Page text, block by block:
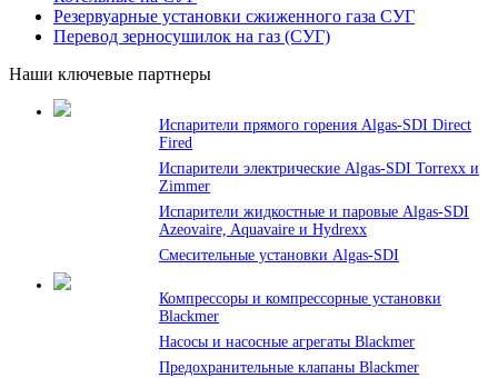
Резервуарные установки сжиженного газа СУГ
Перевод зерносушилок на газ (СУГ)
Наши ключевые партнеры
Испарители прямого горения Algas-SDI Direct
Fired
Испарители электрические Algas-SDI Torrexx и
Zimmer
Испарители жидкостные и паровые Algas-SDI
Azeovaire, Aquavaire и Hydrexx
Смесительные установки Algas-SDI
Компрессоры и компрессорные установки
Blackmer
Насосы и насосные агрегаты Blackmer
Предохранительные клапаны Blackmer